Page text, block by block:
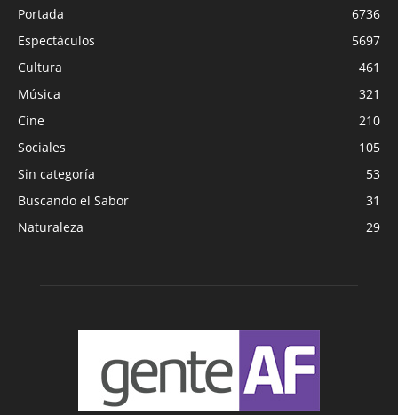
Portada
6736
Espectáculos
5697
Cultura
461
Música
321
Cine
210
Sociales
105
Sin categoría
53
Buscando el Sabor
31
Naturaleza
29